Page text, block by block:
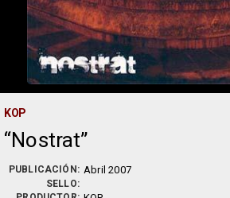
KOP
Nostrat
PUBLICACIÓN: Abril 2007
SELLO: